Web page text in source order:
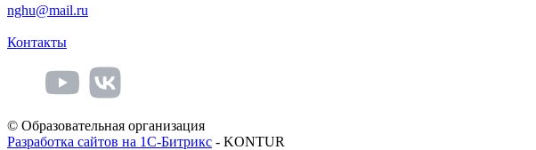
nghu@mail.ru
Контакты
© Образовательная организация
Разработка сайтов на 1С-Битрикс - KONTUR